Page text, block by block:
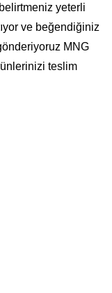
yeterli
ve beğendiğiniz
MNG
teslim